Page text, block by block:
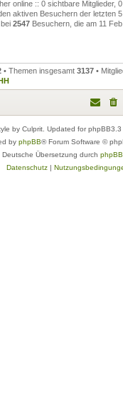
online :: 0 sichtbare Mitglieder,
aktiven Besuchern der letzten
2547 Besuchern, die am 11
• Themen insgesamt 3137 •
by Culprit. Updated for phpBB3.3
by phpBB® Forum Software ©
Deutsche Übersetzung durch
Datenschutz|